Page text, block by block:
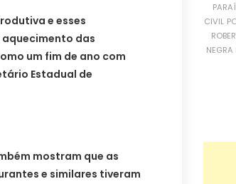
e esses
das
um fim de ano com
Estadual de
mostram que as
e similares tiveram
CIVIL
NEGRA